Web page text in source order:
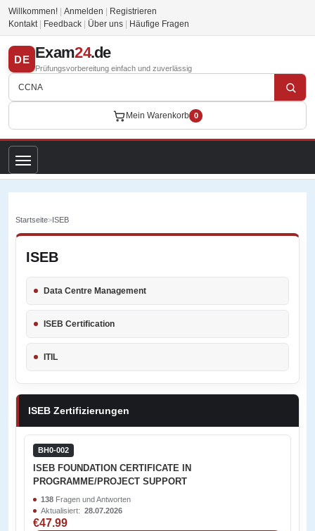
Willkommen! Anmelden
Registrieren
Kontakt
Feedback Über uns Häufige Fragen
DE Exam24.de
Prüfungsvorbereitung einfach und zuverlässig
Mein Warenkorb 0
Startseite>ISEB
ISEB
Data Centre Management
ISEB Certification
ITIL
ISEB Zertifizierungen
BH0-002
ISEB FOUNDATION CERTIFICATE IN
PROGRAMME/PROJECT SUPPORT
138 Fragen und Antworten
Aktualisiert: 28.07.2026
€47.99